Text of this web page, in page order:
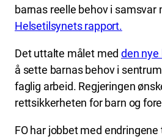
barnas reelle behov i samsvar
Helsetilsynets rapport.
Det uttalte målet medden nye
å sette barnas behov i
faglig arbeid. Regjeringen
rettsikkerheten for barn og
FO har jobbet med